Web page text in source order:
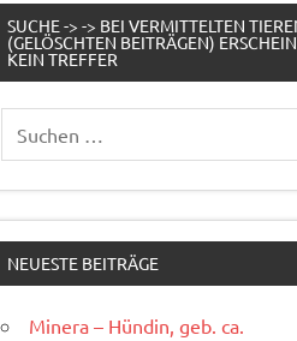
SUCHE -> -> BEI VERMITTELTEN
(GELÖSCHTEN BEITRÄGEN)
KEIN TREFFER
NEUESTE BEITRÄGE
Minera – Hündin, geb. ca.